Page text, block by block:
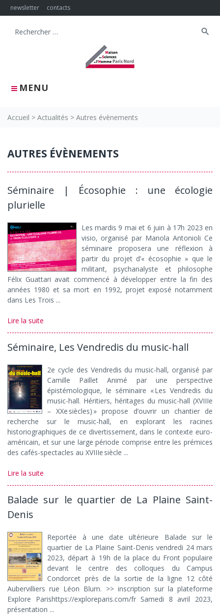
Skip
to
newsletter contacts
MENU
Search
search
Accueil > Actualités > Autres évènements
Autres
évènements
AUTRES ÉVÈNEMENTS
Séminaire | Écosophie : une écologie
plurielle
Les mardis 9 mai et 6 juin à 17h 2023 en
visio, organisé par Manola Antonioli Ce
séminaire proposera une réflexion à
partir du projet d’« écosophie » que le
militant, psychanalyste et philosophe
Félix Guattari avait commencé à développer entre la fin des
années 1980 et sa mort en 1992, projet exposé notamment
dans Les Trois ...
Lire la suite
Séminaire, Les Vendredis du music-hall
2e cycle des Vendredis du music-hall, organisé par
Camille Paillet Animé par une perspective
épistémologique, le séminaire « Les Vendredis du
music-hall. Héritiers, héritages du music-hall (XVIIIe
– XXe siècles) » propose d’ouvrir un chantier de
recherche sur le music-hall, en explorant les racines
historiographiques de ce divertissement, dans le contexte euro-
américain, et sur une large période comprise entre les prémices
des cafés-spectacles au XVIIIe siècle ...
Lire la suite
Balade sur le quartier de La Plaine Saint-
Denis
Reportée à une date ultérieure Balade sur le
quartier de La Plaine Saint-Denis vendredi 24 mars
2023, départ à 19h de la place du Front populaire
devant le centre des colloques du Campus
Condorcet près de la sortie de la ligne 12 côté
Aubervilliers rue Léon Blum. >> inscription sur la plateforme
Explore Parishttps://exploreparis.com/fr Samedi 8 avril 2023,
présentation ...